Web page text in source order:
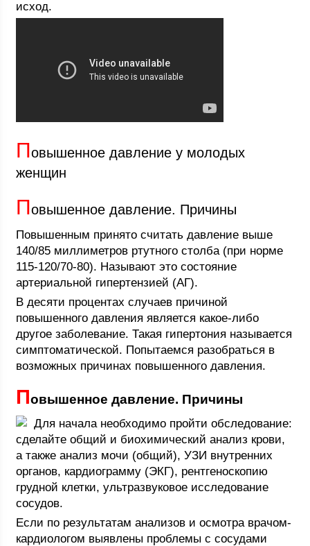
исход.
Повышенное давление у молодых
женщин
Повышенное давление. Причины
Повышенным принято считать давление выше
140/85 миллиметров ртутного столба (при норме
115-120/70-80). Называют это состояние
артериальной гипертензией (АГ).
В десяти процентах случаев причиной
повышенного давления является какое-либо
другое заболевание. Такая гипертония называется
симптоматической. Попытаемся разобраться в
возможных причинах повышенного давления.
Повышенное давление. Причины
Для начала необходимо пройти обследование:
сделайте общий и биохимический анализ крови,
а также анализ мочи (общий), УЗИ внутренних
органов, кардиограмму (ЭКГ), рентгеноскопию
грудной клетки, ультразвуковое исследование
сосудов.
Если по результатам анализов и осмотра врачом-
кардиологом выявлены проблемы с сосудами